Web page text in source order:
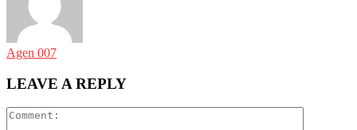
Agen 007
LEAVE A REPLY